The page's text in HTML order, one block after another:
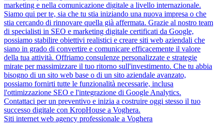
marketing e nella comunicazione digitale a livello internazionale.
Siamo qui per te, sia che tu stia iniziando una nuova impresa o che
stia cercando di rinnovare quella già affermata. Grazie al nostro team
di specialisti in SEO e marketing digitale certificati da Google,
possiamo stabilire obiettivi realistici e creare siti web aziendali che
siano in grado di convertire e comunicare efficacemente il valore
della tua attività. Offriamo consulenze personalizzate e strategie
mirate per massimizzare il tuo ritorno sull'investimento. Che tu abbia
bisogno di un sito web base o di un sito aziendale avanzato,
possiamo fornirti tutte le funzionalità necessarie, inclusa
l'ottimizzazione SEO e l'integrazione di Google Analytics.
Contattaci per un preventivo e inizia a costruire oggi stesso il tuo
successo digitale con KropHouse a Voghera.
Siti internet web agency professionale a Voghera